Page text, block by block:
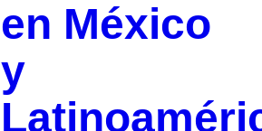
en México
y